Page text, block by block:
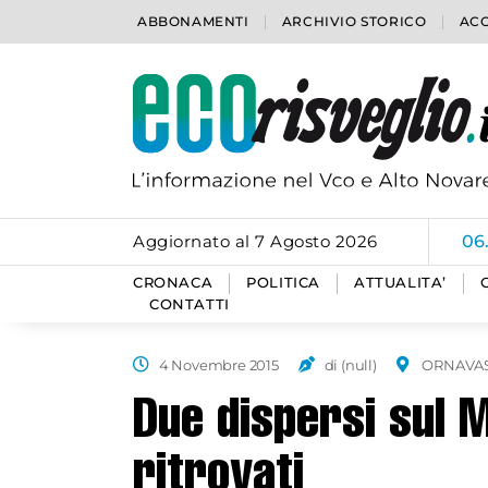
ABBONAMENTI ARCHIVIO STORICO
Aggiornato al 7 Agosto 2026
CRONACA POLITICA ATTUALITA’
CONTATTI
4 Novembre 2015 di (null)
Due dispersi sul